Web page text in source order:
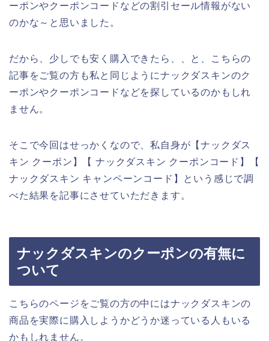
ーポンやクーポンコードなどの割引セール情報がない
のかな～と思いました。
だから、少しでも安く購入できたら、、と、こちらの
記事をご覧の方も私と同じようにナックダスキンのク
ーポンやクーポンコードなどを探しているのかもしれ
ません。
そこで今回はせっかくなので、私自身が【ナックダス
キン クーポン】【 ナックダスキン クーポンコード】【
ナックダスキン キャンペーンコード】という感じで調
べた結果を記事にさせていただきます。
ナックダスキンのクーポンの有無に
ついて
こちらのページをご覧の方の中にはナックダスキンの
商品を実際に購入しようかどうか迷っている人もいる
かもしれません。